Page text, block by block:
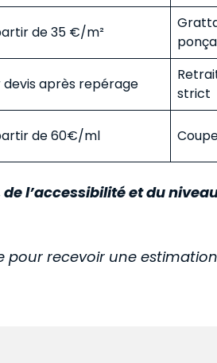
de 35 €/m²
devis après repérage
strict
de 60€/ml
l’accessibilité et du
pour recevoir une